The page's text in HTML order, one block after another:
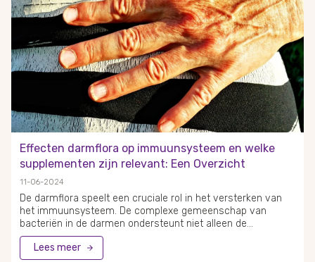
Effecten darmflora op immuunsysteem en welke
supplementen zijn relevant: Een Overzicht
11-06-2024
De darmflora speelt een cruciale rol in het versterken van
het immuunsysteem. De complexe gemeenschap van
bacteriën in de darmen ondersteunt niet alleen de
spijsvertering, maar helpt ook om de immuunrespons te
sturen en te reguleren. Voor een goed functionerend
Lees meer